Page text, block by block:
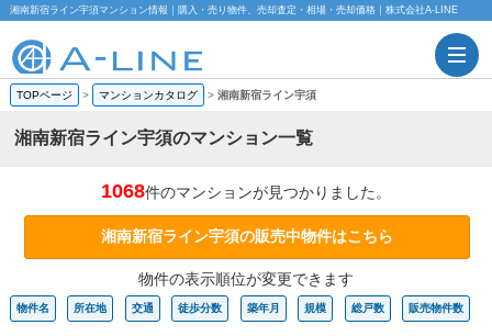
湘南新宿ライン宇須マンション情報｜購入・売り物件、売却査定・相場・売却価格｜株式会社A-LINE
TOPページ > マンションカタログ > 湘南新宿ライン宇須
湘南新宿ライン宇須のマンション一覧
1068件のマンションが見つかりました。
湘南新宿ライン宇須の販売中物件はこちら
物件の表示順位が変更できます
物件名 所在地 交通 徒歩分数 築年月 規模 総戸数 販売物件数